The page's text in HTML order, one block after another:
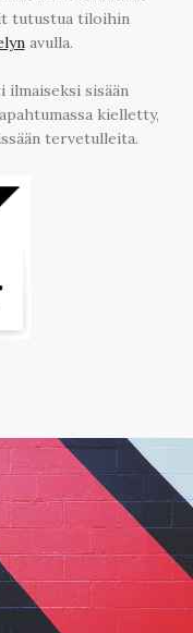
tutustua tiloihin
avulla.
ilmaiseksi sisään
kielletty,
tervetulleita.